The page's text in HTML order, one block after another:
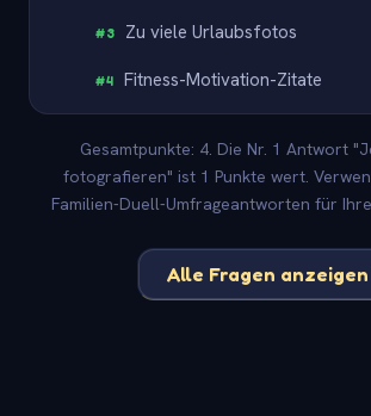
#3 Zu viele Urlaubsfotos
#4 Fitness-Motivation-Zitate
Gesamtpunkte: 4. Die Nr. 1 Antwort
fotografieren" ist 1 Punkte wert.
Familien-Duell-Umfrageantworten für
Alle Fragen anzeigen